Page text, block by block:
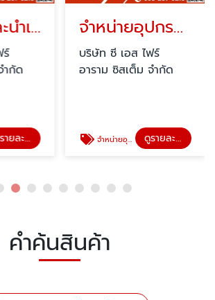
จำหน่ายและนำเข้าอุปกรณ์ Fire Alarm
ำกัด
ดูรายละเอียด
จำหน่ายอุปกรณ์แจ้งเหตุเพลิงไหม้
บริษัท ซี เอส ไฟร์
อาราม ซิสเต็ม จำกัด
จำหน่ายอุปกรณ์แจ้งเหตุเพลิงไหม้ ดูรายละเอียด
คำค้นสินค้า